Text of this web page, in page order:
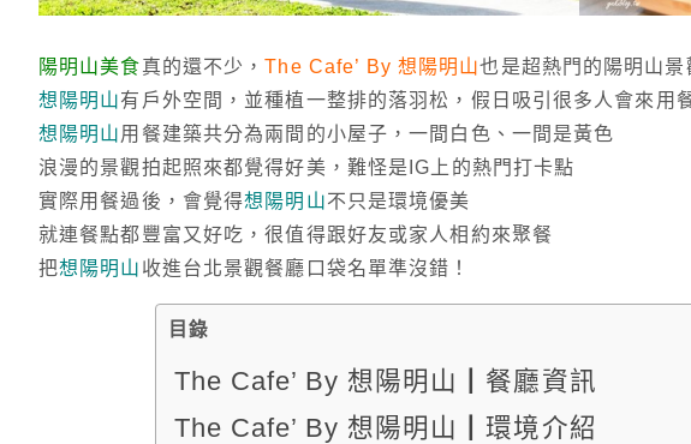
陽明山美食真的還不少，The Cafe’ By 想陽明山也是超熱門的陽明山景
想陽明山有戶外空間，並種植一整排的落羽松，假日吸引很多人會來用
想陽明山用餐建築共分為兩間的小屋子，一間白色、一間是黃色
浪漫的景觀拍起照來都覺得好美，難怪是IG上的熱門打卡點
實際用餐過後，會覺得想陽明山不只是環境優美
就連餐點都豐富又好吃，很值得跟好友或家人相約來聚餐
把想陽明山 收進台北景觀餐廳口袋名單準沒錯！
目錄
The Cafe’ By 想陽明山┃餐廳資訊
The Cafe’ By 想陽明山┃環境介紹